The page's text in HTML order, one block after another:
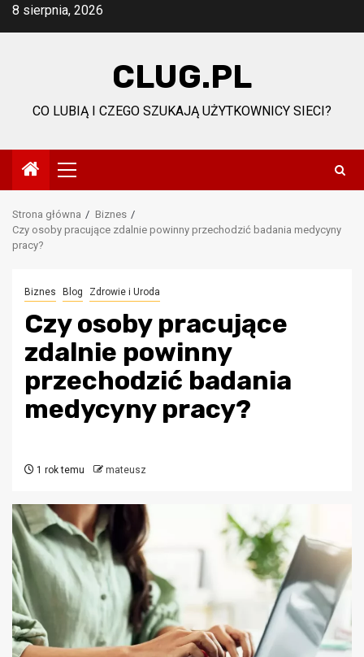
Przejdź
8 sierpnia, 2026
CLUG.PL
CO LUBIĄ I CZEGO SZUKAJĄ UŻYTKOWNICY SIECI?
Menu
główne
Strona główna
Biznes
Czy osoby pracujące zdalnie powinny przechodzić badania medycyny
pracy?
Biznes Blog Zdrowie i Uroda
Czy osoby pracujące
zdalnie powinny
przechodzić badania
medycyny pracy?
1 rok temu mateusz